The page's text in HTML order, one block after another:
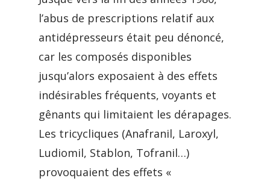
l’abus de prescriptions relatif aux
antidépresseurs était peu dénoncé,
car les composés disponibles
jusqu’alors exposaient à des effets
indésirables fréquents, voyants et
gênants qui limitaient les dérapages.
Les tricycliques (Anafranil, Laroxyl,
Ludiomil, Stablon, Tofranil…)
provoquaient des effets «